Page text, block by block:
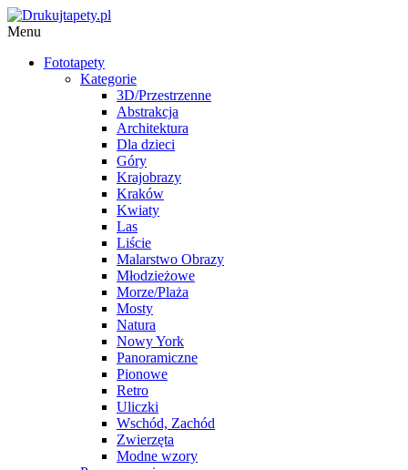
Menu
Fototapety
Kategorie
3D/Przestrzenne
Abstrakcja
Architektura
Dla dzieci
Góry
Krajobrazy
Kraków
Kwiaty
Las
Liście
Malarstwo Obrazy
Młodzieżowe
Morze/Plaża
Mosty
Natura
Nowy York
Panoramiczne
Pionowe
Retro
Uliczki
Wschód, Zachód
Zwierzęta
Modne wzory